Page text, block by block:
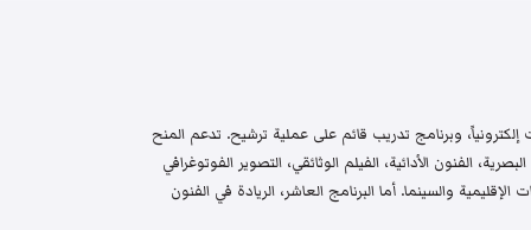
وبرنامج تدريب قائم على عملية ترشيح. تدعم المنح
الفنون الأدائية، الفيلم الوثائقي، التصوير الفوتوغرافي
والسينما. أما البرنامج العاشر، الريادة في الفنون